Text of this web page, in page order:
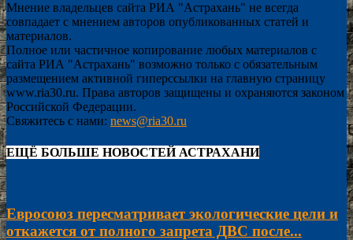
Мнение владельцев сайта РИА "Астрахань" не всегда
совпадает с мнением авторов опубликованных статей и
материалов.
Полное или частичное копирование любых материалов с
сайта РИА "Астрахань" возможно только с обязательным
размещением активной гиперссылки на главную страницу
www.ria30.ru. Права авторов защищены и охраняются законом
Российской Федерации.
Свяжитесь с нами: news@ria30.ru
ЕЩЁ БОЛЬШЕ НОВОСТЕЙ АСТРАХАНИ
Евросоюз пересматривает экологические цели и
откажется от полного запрета ДВС после...